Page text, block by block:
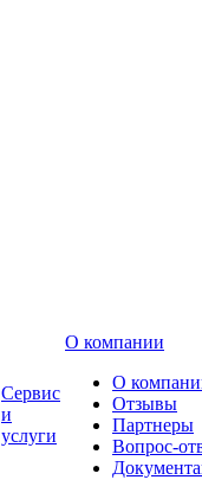
Сервис
и
услуги
О компании
О
Отзывы
Партнеры
Вопрос-